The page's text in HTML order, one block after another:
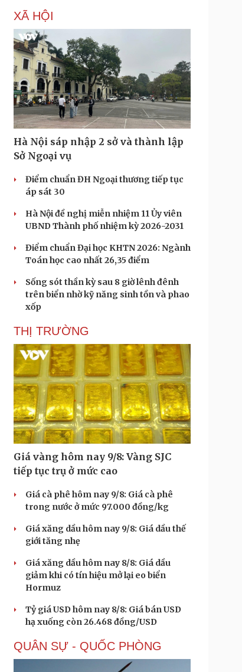
XÃ HỘI
Hà Nội sáp nhập 2 sở và thành lập
Sở Ngoại vụ
Điểm chuẩn ĐH Ngoại thương tiếp tục
áp sát 30
Hà Nội đề nghị miễn nhiệm 11 Ủy viên
UBND Thành phố nhiệm kỳ 2026-2031
Điểm chuẩn Đại học KHTN 2026: Ngành
Toán học cao nhất 26,35 điểm
Sống sót thần kỳ sau 8 giờ lênh đênh
trên biển nhờ kỹ năng sinh tồn và phao
xốp
THỊ TRƯỜNG
Giá vàng hôm nay 9/8: Vàng SJC
tiếp tục trụ ở mức cao
Giá cà phê hôm nay 9/8: Giá cà phê
trong nước ở mức 97.000 đồng/kg
Giá xăng dầu hôm nay 9/8: Giá dầu thế
giới tăng nhẹ
Giá xăng dầu hôm nay 8/8: Giá dầu
giảm khi có tín hiệu mở lại eo biển
Hormuz
Tỷ giá USD hôm nay 8/8: Giá bán USD
hạ xuống còn 26.468 đồng/USD
QUÂN SỰ - QUỐC PHÒNG